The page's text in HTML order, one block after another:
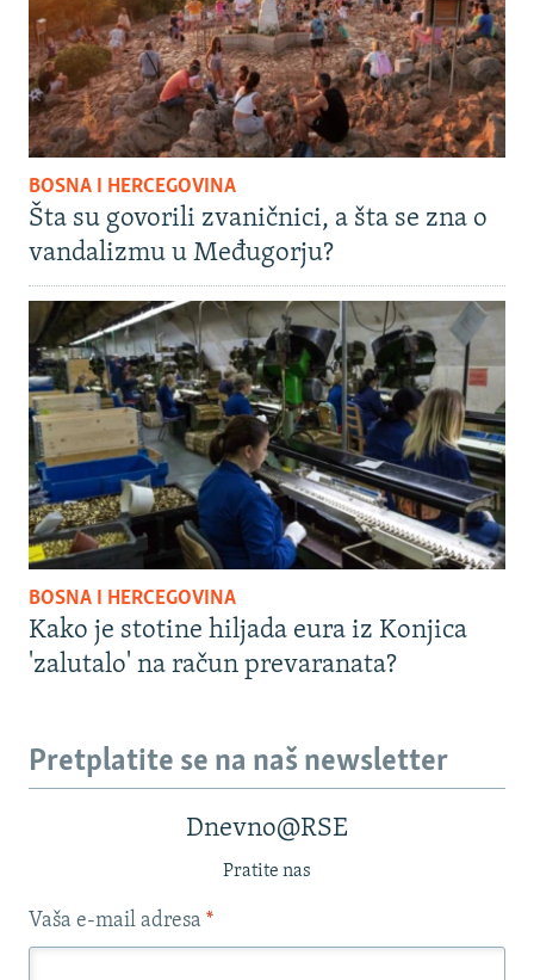
BOSNA I HERCEGOVINA
Šta su govorili zvaničnici, a šta se zna o
vandalizmu u Međugorju?
BOSNA I HERCEGOVINA
Kako je stotine hiljada eura iz Konjica
'zalutalo' na račun prevaranata?
Pretplatite se na naš newsletter
Dnevno@RSE
Pratite nas
Vaša e-mail adresa *